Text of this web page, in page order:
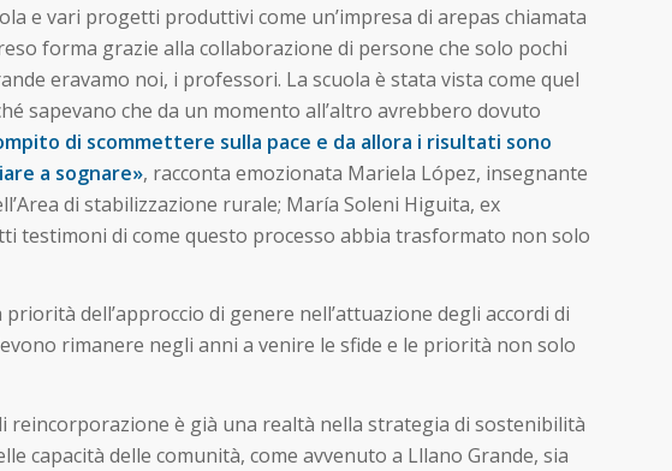
e vari progetti produttivi come un’impresa di arepas chiamata
forma grazie alla collaborazione di persone che solo pochi
eravamo noi, i professori. La scuola è stata vista come quel
sapevano che da un momento all’altro avrebbero dovuto
di scommettere sulla pace e da allora i risultati sono
a sognare», racconta emozionata Mariela López, insegnante
di stabilizzazione rurale; María Soleni Higuita, ex
testimoni di come questo processo abbia trasformato non solo
dell’approccio di genere nell’attuazione degli accordi di
rimanere negli anni a venire le sfide e le priorità non solo
reincorporazione è già una realtà nella strategia di sostenibilità
capacità delle comunità, come avvenuto a Lllano Grande, sia